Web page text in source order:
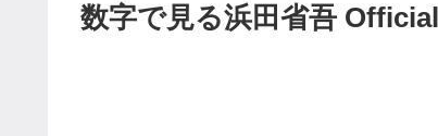
数字で見る浜田省吾